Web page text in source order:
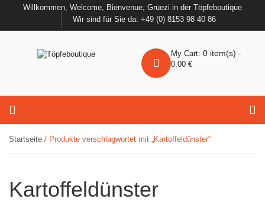
Willkommen, Welcome, Bienvenue, Grüezi in der Töpfeboutique
Wir sind für Sie da: +49 (0) 8153 98 40 86
My Cart: 0 item(s) -
0,00 €
Startseite / Produkte verschlagwortet mit „Kartoffeldünster“
Kartoffeldünster